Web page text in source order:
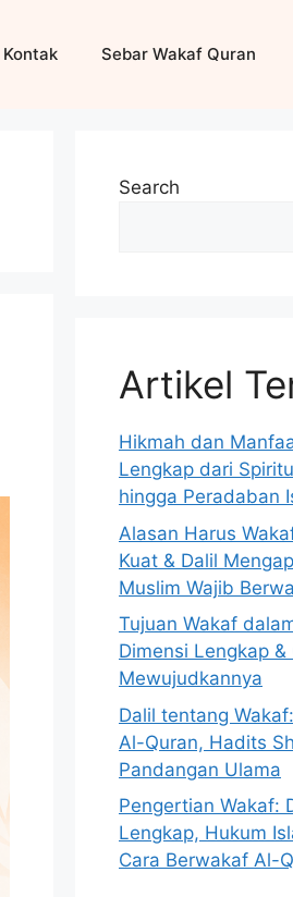
Kontak Sebar Wakaf Quran
Search
Artikel
Hikmah dan
Lengkap dari
hingga Peradaban
Alasan Harus
Kuat & Dalil
Muslim Wajib
Tujuan Wakaf
Dimensi Lengkap &
Mewujudkannya
Dalil tentang
Al-Quran, Hadits
Pandangan Ulama
Pengertian Wakaf:
Lengkap, Hukum
Cara Berwakaf Al-